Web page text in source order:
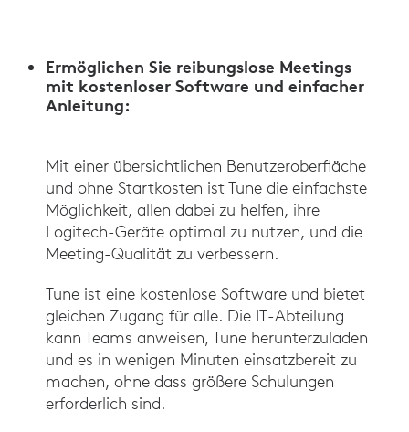
Ermöglichen Sie reibungslose Meetings
mit kostenloser Software und einfacher
Anleitung:
Mit einer übersichtlichen Benutzeroberfläche
und ohne Startkosten ist Tune die einfachste
Möglichkeit, allen dabei zu helfen, ihre
Logitech-Geräte optimal zu nutzen, und die
Meeting-Qualität zu verbessern.
Tune ist eine kostenlose Software und bietet
gleichen Zugang für alle. Die IT-Abteilung
kann Teams anweisen, Tune herunterzuladen
und es in wenigen Minuten einsatzbereit zu
machen, ohne dass größere Schulungen
erforderlich sind.